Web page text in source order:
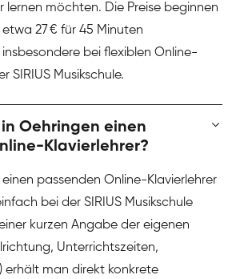
lernen möchten. Die Preise beginnen
27 € für 45 Minuten
bei flexiblen Online-
SIRIUS Musikschule.
Oehringen einen
Klavierlehrer?
passenden Online-Klavierlehrer
bei der SIRIUS Musikschule
kurzen Angabe der eigenen
Unterrichtszeiten,
erhält man direkt konkrete